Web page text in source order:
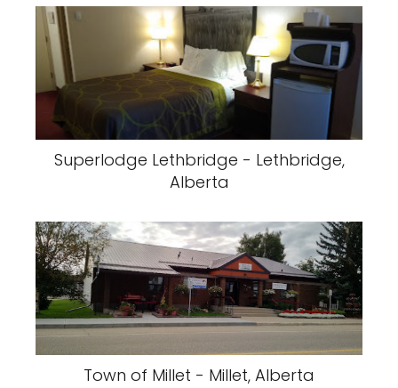
Superlodge Lethbridge - Lethbridge,
Alberta
Town of Millet - Millet, Alberta